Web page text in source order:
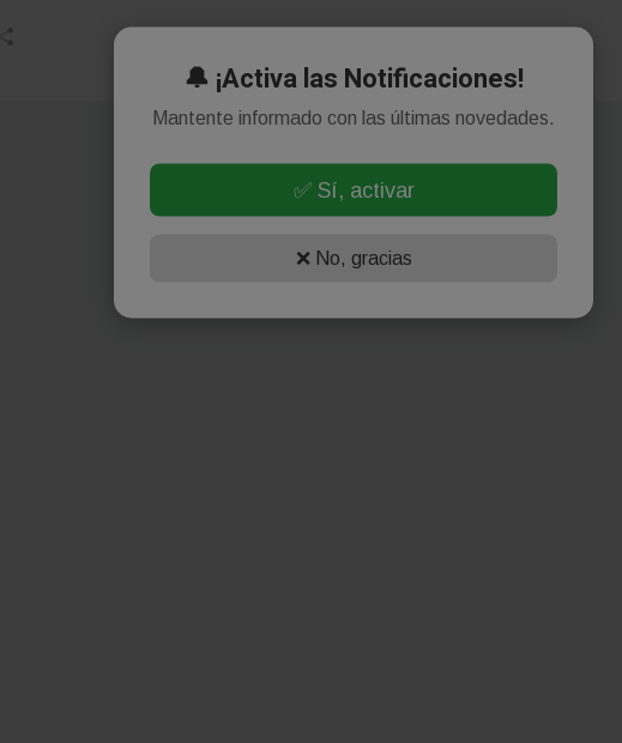
🔔 ¡Activa las Notificaciones!
Mantente informado con las últimas novedades.
✅ Sí, activar
❌ No, gracias